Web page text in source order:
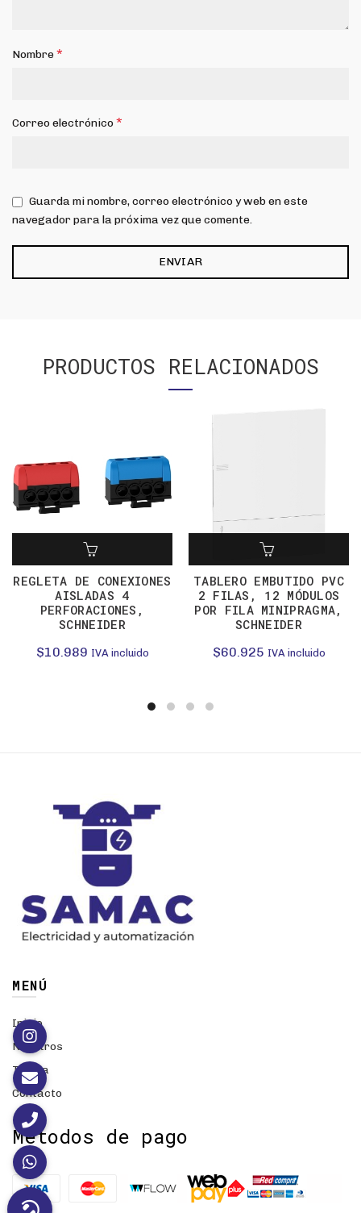
Nombre*
Correo electrónico*
Guarda mi nombre, correo electrónico y web en este
navegador para la próxima vez que comente.
PRODUCTOS RELACIONADOS
REGLETA DE CONEXIONES
AISLADAS 4
PERFORACIONES,
SCHNEIDER
$10.989 IVA incluido
TABLERO EMBUTIDO PVC
2 FILAS, 12 MÓDULOS
POR FILA MINIPRAGMA,
SCHNEIDER
$60.925 IVA incluido
MENÚ
Inicio
Nosotros
Tienda
Contacto
Métodos de pago